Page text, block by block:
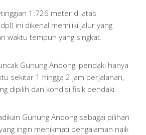
1.726 meter di atas
ini dikenal memiliki jalur yang
waktu tempuh yang singkat.
Gunung Andong, pendaki hanya
sekitar 1 hingga 2 jam perjalanan,
dipilih dan kondisi fisik pendaki.
Gunung Andong sebagai pilihan
ingin menikmati pengalaman naik